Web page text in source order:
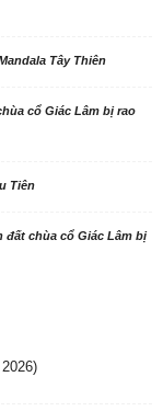
Tây Thiên
cổ Giác Lâm bị rao
Tiên
đất chùa cổ Giác Lâm bị